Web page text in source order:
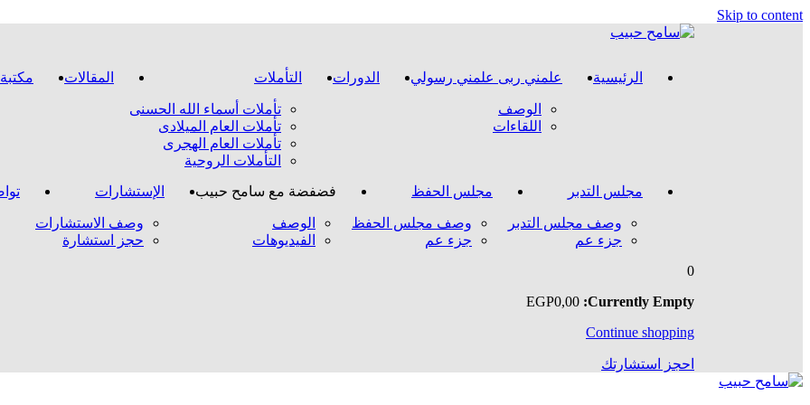
Skip to content
الرئيسية علمني ربى علمني رسولي
الوصف
اللقاءات
الدورات التأملات
تأملات أسماء الله الحسنى
تأملات العام الميلادى
تأملات العام الهجرى
التأملات الروحية
المقالات
مجلس التدبر
وصف مجلس التدبر
جزء عم
مجلس الحفظ
وصف مجلس الحفظ
جزء عم
فضفضة مع سامح حبيب
الوصف
الفيديوهات
الإستشارات
وصف الاستشارات
حجز استشارة
0
Currently Empty:
EGP0,00
Continue shopping
احجز استشارتك